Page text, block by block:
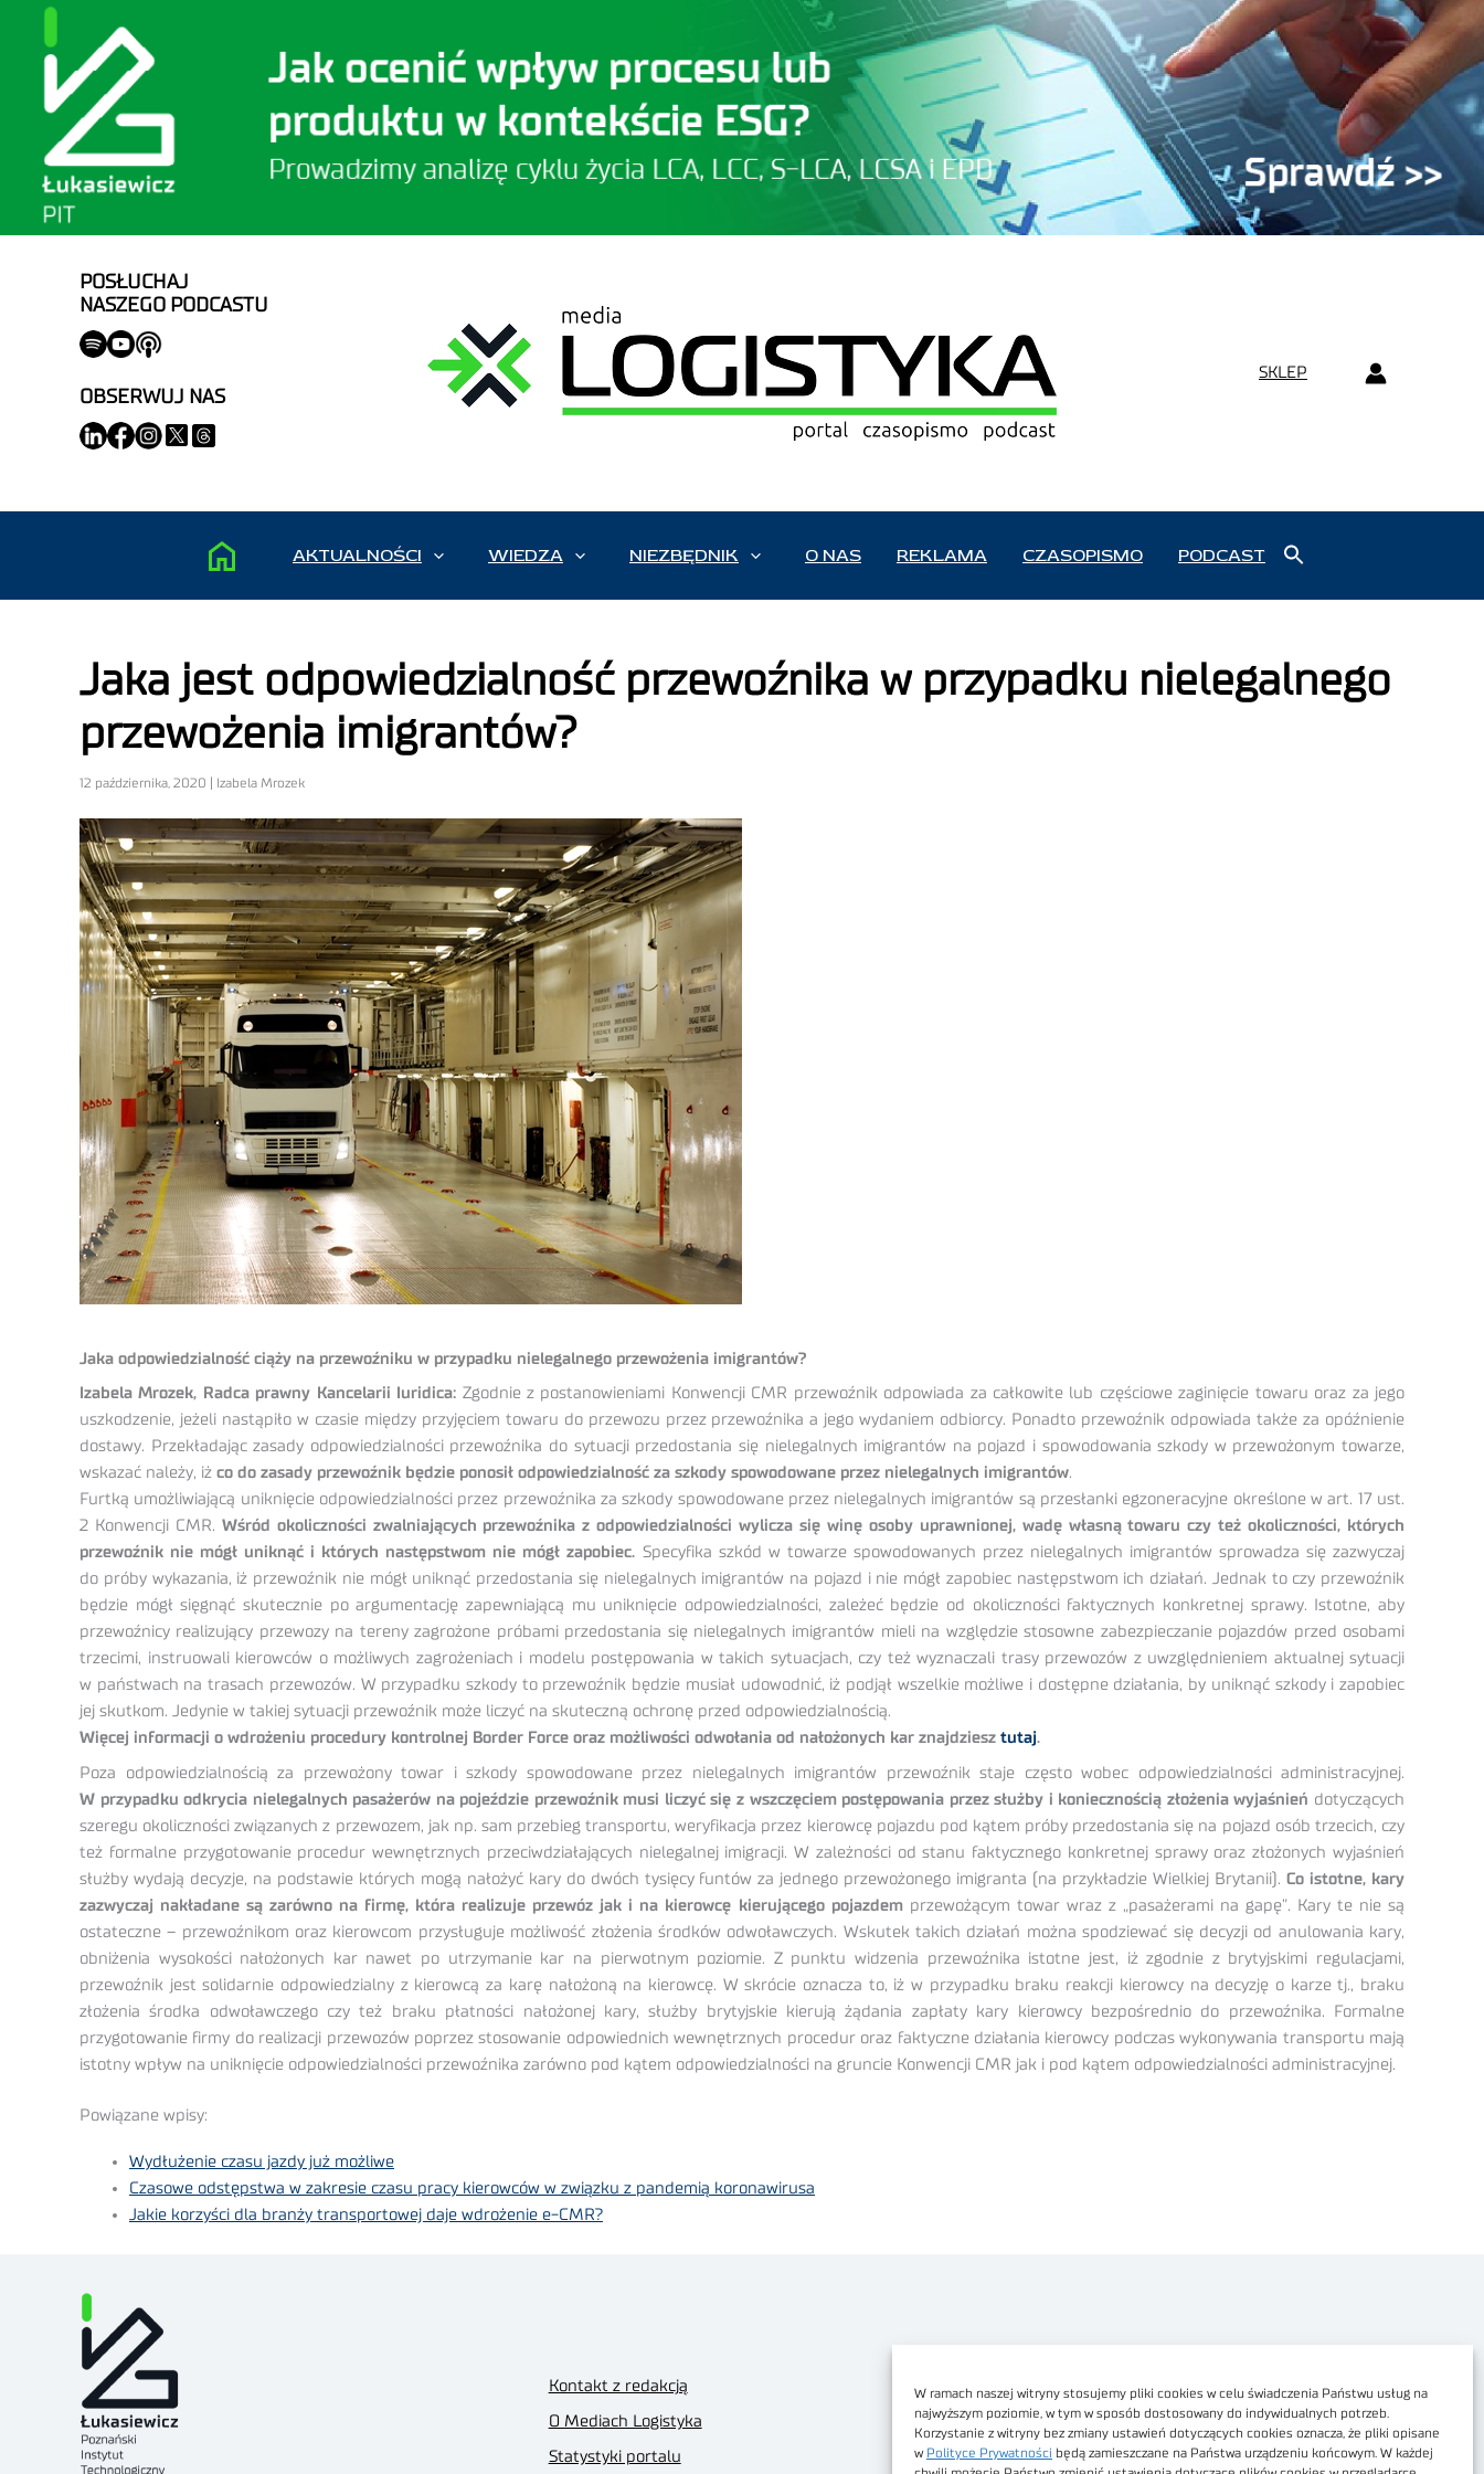
W ramach naszej witryny stosujemy pliki cookies w celu świadczenia Państwu usług na
najwyższym poziomie, w tym w sposób dostosowany do indywidualnych potrzeb.
Korzystanie z witryny bez zmiany ustawień dotyczących cookies oznacza, że pliki opisane
w Polityce Prywatności będą zamieszczane na Państwa urządzeniu końcowym. W każdej
POSŁUCHAJ
NASZEGO PODCASTU
OBSERWUJ NAS
SKLEP
AKTUALNOŚCI WIEDZA NIEZBĘDNIK O NAS REKLAMA CZASOPISMO PODCAST
Jaka jest odpowiedzialność przewoźnika w przypadku nielegalnego
przewożenia imigrantów?
12 października, 2020 | Izabela Mrozek
Jaka odpowiedzialność ciąży na przewoźniku w przypadku nielegalnego przewożenia imigrantów?
Izabela Mrozek, Radca prawny Kancelarii Iuridica: Zgodnie z postanowieniami Konwencji CMR przewoźnik odpowiada za całkowite lub częściowe zaginięcie towaru oraz za jego
uszkodzenie, jeżeli nastąpiło w czasie między przyjęciem towaru do przewozu przez przewoźnika a jego wydaniem odbiorcy. Ponadto przewoźnik odpowiada także za opóźnienie
dostawy. Przekładając zasady odpowiedzialności przewoźnika do sytuacji przedostania się nielegalnych imigrantów na pojazd i spowodowania szkody w przewożonym towarze,
wskazać należy, iż co do zasady przewoźnik będzie ponosił odpowiedzialność za szkody spowodowane przez nielegalnych imigrantów.
Furtką umożliwiającą uniknięcie odpowiedzialności przez przewoźnika za szkody spowodowane przez nielegalnych imigrantów są przesłanki egzoneracyjne określone w art. 17 ust.
2 Konwencji CMR. Wśród okoliczności zwalniających przewoźnika z odpowiedzialności wylicza się winę osoby uprawnionej, wadę własną towaru czy też okoliczności, których
przewoźnik nie mógł uniknąć i których następstwom nie mógł zapobiec. Specyfika szkód w towarze spowodowanych przez nielegalnych imigrantów sprowadza się zazwyczaj
do próby wykazania, iż przewoźnik nie mógł uniknąć przedostania się nielegalnych imigrantów na pojazd i nie mógł zapobiec następstwom ich działań. Jednak to czy przewoźnik
będzie mógł sięgnąć skutecznie po argumentację zapewniającą mu uniknięcie odpowiedzialności, zależeć będzie od okoliczności faktycznych konkretnej sprawy. Istotne, aby
przewoźnicy realizujący przewozy na tereny zagrożone próbami przedostania się nielegalnych imigrantów mieli na względzie stosowne zabezpieczanie pojazdów przed osobami
trzecimi, instruowali kierowców o możliwych zagrożeniach i modelu postępowania w takich sytuacjach, czy też wyznaczali trasy przewozów z uwzględnieniem aktualnej sytuacji
w państwach na trasach przewozów. W przypadku szkody to przewoźnik będzie musiał udowodnić, iż podjął wszelkie możliwe i dostępne działania, by uniknąć szkody i zapobiec
jej skutkom. Jedynie w takiej sytuacji przewoźnik może liczyć na skuteczną ochronę przed odpowiedzialnością.
Więcej informacji o wdrożeniu procedury kontrolnej Border Force oraz możliwości odwołania od nałożonych kar znajdziesz tutaj.
Poza odpowiedzialnością za przewożony towar i szkody spowodowane przez nielegalnych imigrantów przewoźnik staje często wobec odpowiedzialności administracyjnej.
W przypadku odkrycia nielegalnych pasażerów na pojeździe przewoźnik musi liczyć się z wszczęciem postępowania przez służby i koniecznością złożenia wyjaśnień dotyczących
szeregu okoliczności związanych z przewozem, jak np. sam przebieg transportu, weryfikacja przez kierowcę pojazdu pod kątem próby przedostania się na pojazd osób trzecich, czy
też formalne przygotowanie procedur wewnętrznych przeciwdziałających nielegalnej imigracji. W zależności od stanu faktycznego konkretnej sprawy oraz złożonych wyjaśnień
służby wydają decyzje, na podstawie których mogą nałożyć kary do dwóch tysięcy funtów za jednego przewożonego imigranta (na przykładzie Wielkiej Brytanii).Co istotne, kary
zazwyczaj nakładane są zarówno na firmę, która realizuje przewóz jak i na kierowcę kierującego pojazdemprzewożącym towar wraz z „pasażerami na gapę”. Kary te nie są
ostateczne – przewoźnikom oraz kierowcom przysługuje możliwość złożenia środków odwoławczych. Wskutek takich działań można spodziewać się decyzji od anulowania kary,
obniżenia wysokości nałożonych kar nawet po utrzymanie kar na pierwotnym poziomie. Z punktu widzenia przewoźnika istotne jest, iż zgodnie z brytyjskimi regulacjami,
przewoźnik jest solidarnie odpowiedzialny z kierowcą za karę nałożoną na kierowcę. W skrócie oznacza to, iż w przypadku braku reakcji kierowcy na decyzję o karze tj., braku
złożenia środka odwoławczego czy też braku płatności nałożonej kary, służby brytyjskie kierują żądania zapłaty kary kierowcy bezpośrednio do przewoźnika. Formalne
przygotowanie firmy do realizacji przewozów poprzez stosowanie odpowiednich wewnętrznych procedur oraz faktyczne działania kierowcy podczas wykonywania transportu mają
istotny wpływ na uniknięcie odpowiedzialności przewoźnika zarówno pod kątem odpowiedzialności na gruncie Konwencji CMR jak i pod kątem odpowiedzialności administracyjnej.
Powiązane wpisy:
Wydłużenie czasu jazdy już możliwe
Czasowe odstępstwa w zakresie czasu pracy kierowców w związku z pandemią koronawirusa
Jakie korzyści dla branży transportowej daje wdrożenie e-CMR?
Kontakt z redakcją
O Mediach Logistyka
Statystyki portalu
Dostępność cyfrowa
Regulamin Portalu
Regulamin sklepu